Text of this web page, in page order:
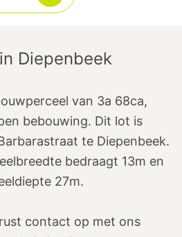
in Diepenbeek
van 3a 68ca,
bebouwing. Dit lot is
te Diepenbeek.
bedraagt 13m en
27m.
contact op met ons